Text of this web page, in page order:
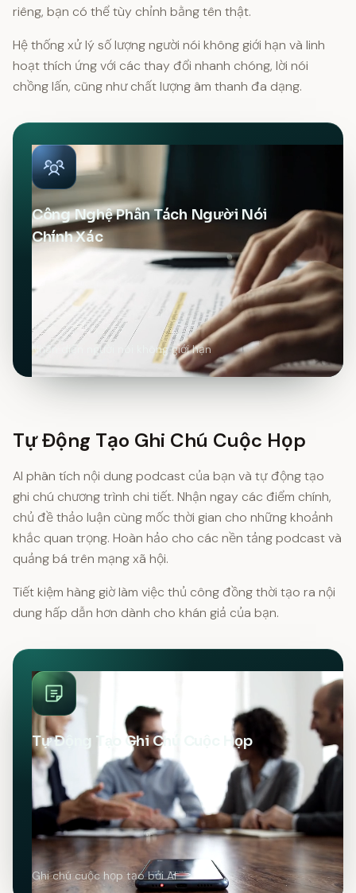
riêng, bạn có thể tùy chỉnh bằng tên thật.
Hệ thống xử lý số lượng người nói không giới hạn và linh
hoạt thích ứng với các thay đổi nhanh chóng, lời nói
chồng lấn, cũng như chất lượng âm thanh đa dạng.
Công Nghệ Phân Tách Người Nói
Chính Xác
Nhận diện người nói không giới hạn
Tự Động Tạo Ghi Chú Cuộc Họp
AI phân tích nội dung podcast của bạn và tự động tạo
ghi chú chương trình chi tiết. Nhận ngay các điểm chính,
chủ đề thảo luận cùng mốc thời gian cho những khoảnh
khắc quan trọng. Hoàn hảo cho các nền tảng podcast và
quảng bá trên mạng xã hội.
Tiết kiệm hàng giờ làm việc thủ công đồng thời tạo ra nội
dung hấp dẫn hơn dành cho khán giả của bạn.
Tự Động Tạo Ghi Chú Cuộc Họp
Ghi chú cuộc họp tạo bởi AI